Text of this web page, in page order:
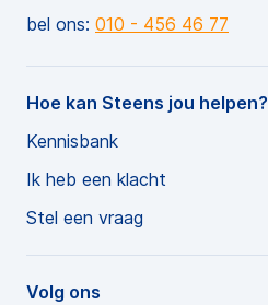
bel ons: 010 - 456 46 77
Hoe kan Steens jou helpen?
Kennisbank
Ik heb een klacht
Stel een vraag
Volg ons